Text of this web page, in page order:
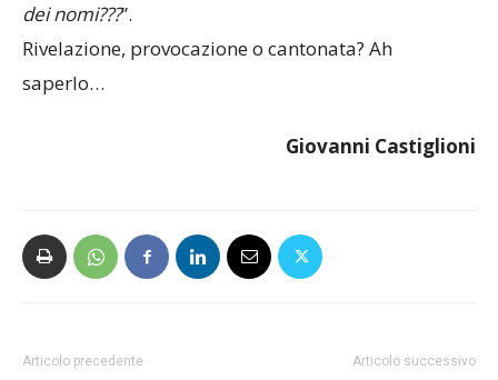
dei nomi???”.
Rivelazione, provocazione o cantonata? Ah
saperlo…
Giovanni Castiglioni
Articolo precedente Articolo successivo